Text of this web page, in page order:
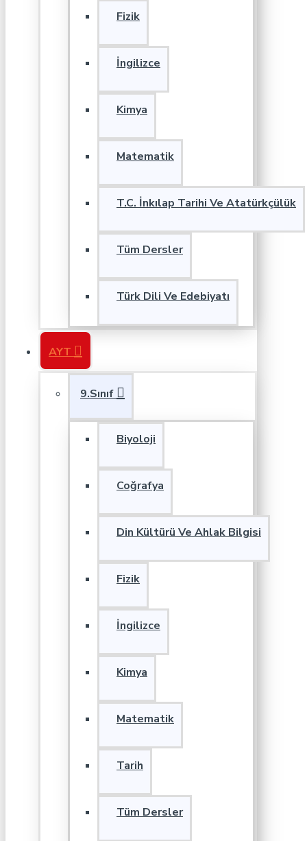
Fizik
İngilizce
Kimya
Matematik
T.C. İnkılap Tarihi Ve Atatürkçülük
Tüm Dersler
Türk Dili Ve Edebiyatı
AYT
9.Sınıf
Biyoloji
Coğrafya
Din Kültürü Ve Ahlak Bilgisi
Fizik
İngilizce
Kimya
Matematik
Tarih
Tüm Dersler